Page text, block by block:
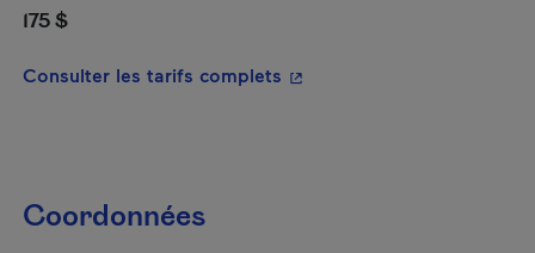
175 $
Consulter les tarifs complets - Cet hyperlien s'ouvrira
Coordonnées